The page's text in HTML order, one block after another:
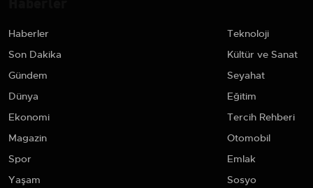
Haberler
Son Dakika
Gündem
Dünya
Ekonomi
Magazin
Spor
Yaşam
Teknoloji
Kültür ve Sanat
Seyahat
Eğitim
Tercih Rehberi
Otomobil
Emlak
Sosyo